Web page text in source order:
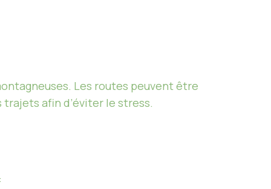
Les routes peuvent être
afin d’éviter le stress.